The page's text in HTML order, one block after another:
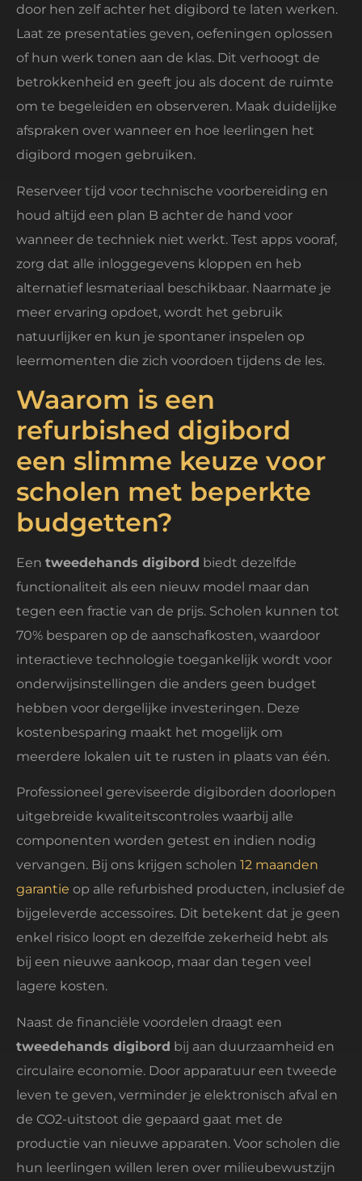
door hen zelf achter het digibord te laten werken.
Laat ze presentaties geven, oefeningen oplossen
of hun werk tonen aan de klas. Dit verhoogt de
betrokkenheid en geeft jou als docent de ruimte
om te begeleiden en observeren. Maak duidelijke
afspraken over wanneer en hoe leerlingen het
digibord mogen gebruiken.
Reserveer tijd voor technische voorbereiding en
houd altijd een plan B achter de hand voor
wanneer de techniek niet werkt. Test apps vooraf,
zorg dat alle inloggegevens kloppen en heb
alternatief lesmateriaal beschikbaar. Naarmate je
meer ervaring opdoet, wordt het gebruik
natuurlijker en kun je spontaner inspelen op
leermomenten die zich voordoen tijdens de les.
Waarom is een
refurbished digibord
een slimme keuze voor
scholen met beperkte
budgetten?
Een tweedehands digibord biedt dezelfde
functionaliteit als een nieuw model maar dan
tegen een fractie van de prijs. Scholen kunnen tot
70% besparen op de aanschafkosten, waardoor
interactieve technologie toegankelijk wordt voor
onderwijsinstellingen die anders geen budget
hebben voor dergelijke investeringen. Deze
kostenbesparing maakt het mogelijk om
meerdere lokalen uit te rusten in plaats van één.
Professioneel gereviseerde digiborden doorlopen
uitgebreide kwaliteitscontroles waarbij alle
componenten worden getest en indien nodig
vervangen. Bij ons krijgen scholen 12 maanden
garantie op alle refurbished producten, inclusief de
bijgeleverde accessoires. Dit betekent dat je geen
enkel risico loopt en dezelfde zekerheid hebt als
bij een nieuwe aankoop, maar dan tegen veel
lagere kosten.
Naast de financiële voordelen draagt een
tweedehands digibord bij aan duurzaamheid en
circulaire economie. Door apparatuur een tweede
leven te geven, verminder je elektronisch afval en
de CO2-uitstoot die gepaard gaat met de
productie van nieuwe apparaten. Voor scholen die
hun leerlingen willen leren over milieubewustzijn